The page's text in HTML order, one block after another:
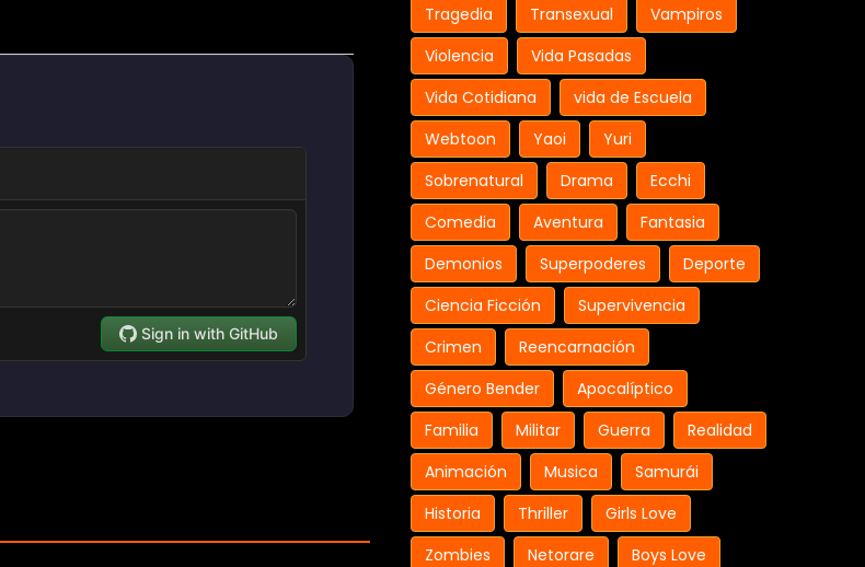
Tragedia
Transexual
Vampiros
Violencia
Vida Pasadas
Vida Cotidiana
vida de Escuela
Webtoon
Yaoi
Yuri
Sobrenatural
Drama
Ecchi
Comedia
Aventura
Fantasia
Demonios
Superpoderes
Deporte
Ciencia Ficción
Supervivencia
Crimen
Reencarnación
Género Bender
Apocalíptico
Familia
Militar Guerra
Realidad
Animación
Musica
Samurái
Historia
Thriller
Girls Love
Zombies
Netorare
Boys Love